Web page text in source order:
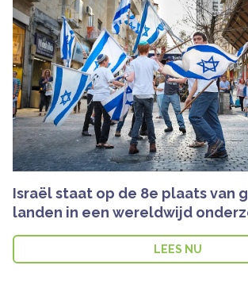
Israël staat op de 8e plaats van
landen in een wereldwijd
LEES NU